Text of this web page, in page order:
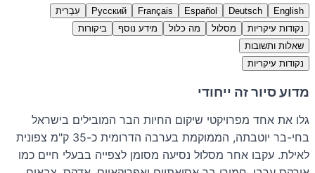
English
Deutsch
Español
Français
Русский
עִבְרִית
נקודות עיקריות
מסלול מה כלול מידע נוסף
ביקורות
שאלות ותשובות
נקודות עיקריות
מדוע סיור זה ייחודי
גלו את אחד מפרויקטי שיקום החיות הבר המובילים בישראל
בחי-בר יוטבתה, הממוקמת בערבה הדרומית כ-35 ק"מ צפונית
לאילת. עקבו אחר מסלול נסיעה מסומן לצפייה בבעלי חיים כמו